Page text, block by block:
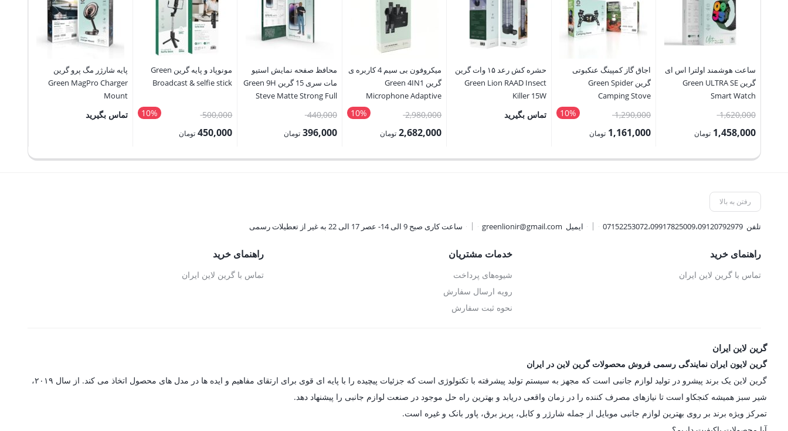
ساعت هوشمند اولترا اس ای
گرین Green ULTRA SE
Smart Watch
1,620,000قیمت
اصلی:
بود.
1,458,000 تومان
اجاق گاز کمپینگ عنکبوتی
گرین Green Spider
Camping Stove
10% 1,290,000قیمت
اصلی:
بود.
1,161,000 تومان
حشره کش رعد ۱۵ وات گرین
Green Lion RAAD Insect
Killer 15W
تماس بگیرید
میکروفون بی سیم 4 کاربره ی
گرین Green 4IN1
Microphone Adaptive
10% 2,980,000قیمت
اصلی:
بود.
2,682,000 تومان
محافظ صفحه نمایش استیو
مات سری 15 گرین Green 9H
Steve Matte Strong Full
440,000قیمت
اصلی:
بود.
396,000 تومان
مونوپاد و پایه گرین Green
Broadcast & selfie stick
10% 500,000قیمت
اصلی:
بود.
450,000 تومان
پایه شارژر مگ پرو گرین
Green MagPro Charger
Mount
تماس بگیرید
رفتن به بالا
تلفن07152253072،09917825009،09120792979 ایمیل greenlionir@gmail.com ساعت کاری صبح 9 الی 14- عصر 17 الی 22 به غیر از تعطیلات رسمی
راهنمای خرید
تماس با گرین لاین ایران
خدمات مشتریان
شیوه‌های پرداخت
رویه ارسال سفارش
نحوه ثبت سفارش
راهنمای خرید
تماس با گرین لاین ایران
گرین لاین ایران
گرین لایون ایران نمایندگی رسمی فروش محصولات گرین لاین در ایران
گرین لاین یک برند پیشرو در تولید لوازم جانبی است که مجهز به سیستم تولید پیشرفته با تکنولوژی است که جزئیات پیچیده را با پایه ای قوی برای ارتقای مفاهیم و ایده ها در مدل های محصول اتخاذ می کند. از سال ۲۰۱۹،
شیر سبز همیشه کنجکاو است تا نیازهای مصرف کننده را در زمان واقعی دریابد و بهترین راه حل موجود در صنعت لوازم جانبی را پیشنهاد دهد.
تمرکز ویژه برند بر روی بهترین لوازم جانبی موبایل از جمله شارژر و کابل، پریز برق، پاور بانک و غیره است.